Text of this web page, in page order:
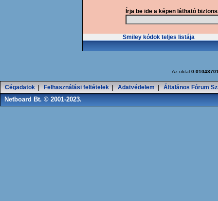
Írja be ide a képen látható
Smiley kódok teljes listája
Az oldal
Cégadatok Felhasználási feltételek Adatvédelem Általános Fórum
Netboard Bt. © 2001-2023.